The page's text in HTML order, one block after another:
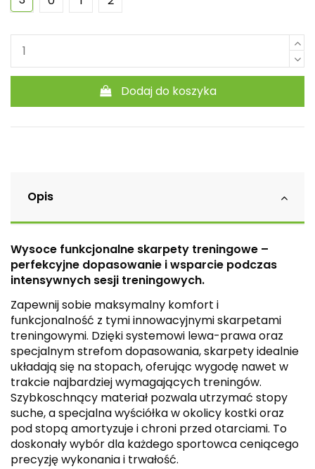
Dodaj do koszyka
Opis
Wysoce funkcjonalne skarpety treningowe –
perfekcyjne dopasowanie i wsparcie podczas
intensywnych sesji treningowych.
Zapewnij sobie maksymalny komfort i
funkcjonalność z tymi innowacyjnymi skarpetami
treningowymi. Dzięki systemowi lewa-prawa oraz
specjalnym strefom dopasowania, skarpety idealnie
układają się na stopach, oferując wygodę nawet w
trakcie najbardziej wymagających treningów.
Szybkoschnący materiał pozwala utrzymać stopy
suche, a specjalna wyściółka w okolicy kostki oraz
pod stopą amortyzuje i chroni przed otarciami. To
doskonały wybór dla każdego sportowca ceniącego
precyzję wykonania i trwałość.